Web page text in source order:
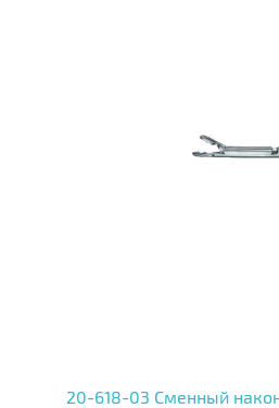
20-618-03 Сменный